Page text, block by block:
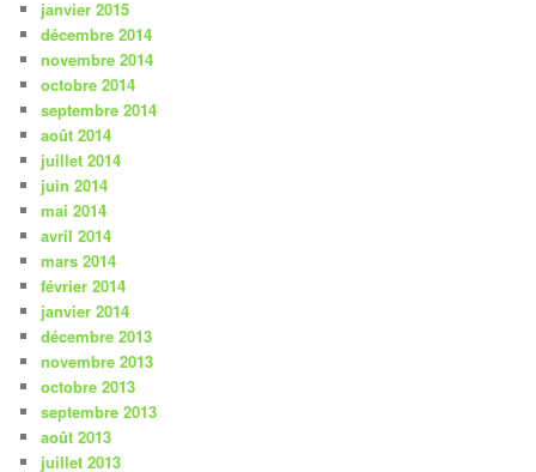
janvier 2015
décembre 2014
novembre 2014
octobre 2014
septembre 2014
août 2014
juillet 2014
juin 2014
mai 2014
avril 2014
mars 2014
février 2014
janvier 2014
décembre 2013
novembre 2013
octobre 2013
septembre 2013
août 2013
juillet 2013